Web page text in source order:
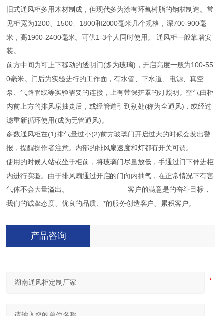
旧式通风柜多用木材制成，但现代多为涂有环氧树脂的钢材制造。常
见柜宽为1200、1500、1800和2000毫米几个规格，深700-900毫
米，高1900-2400毫米。可供1-3个人同时使用。 通风柜一般靠墙安
装。
前方中间为可上下移动的透明门(多为玻璃)，开启高度一般为100-55
0毫米。门后为实验进行的工作面，有水管、下水道、电源、真空
泵、气路管线等实验需要的连接，上有带保护罩的灯照明。空气由柜
内前上方的排风扇抽走后，或经管道引到别处(称为全通风)，或经过
滤重新循环使用(成为无管通风)。
多数通风柜在(1)排气量过小(2)前方玻璃门开启过大的时候会发出警
报，提醒操作者注意。内部的排风扇速度和灯都有开关可调。
使用的时候人站或坐于柜前，将玻璃门尽量放低，手通过门下伸进柜
内进行实验。由于排风扇通过开启的门向内抽气，在正常情况下有害
气体不会大量溢出。 客户的满意是的奋斗目标，
我们的诚挚态度、优良的品质、*的服务创造客户、累积客户。
产品咨询